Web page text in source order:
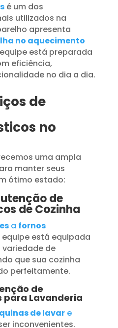
é um dos
utilizados na
apresenta
no aquecimento
está preparada
eficiência,
no dia a dia.
de
no
uma ampla
manter seus
ótimo estado:
de
de Cozinha
a fornos
equipe está equipada
de
que sua cozinha
perfeitamente.
de
para Lavanderia
de lavare
inconvenientes.